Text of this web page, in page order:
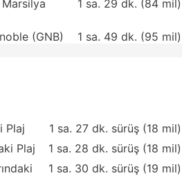
1 sa. 29 dk. (84 mil)
(GNB) 1 sa. 49 dk. (95 mil)
Plaj
1 sa. 27 dk. sürüş (18 mil)
Plaj
1 sa. 28 dk. sürüş (18 mil)
1 sa. 30 dk. sürüş (19 mil)